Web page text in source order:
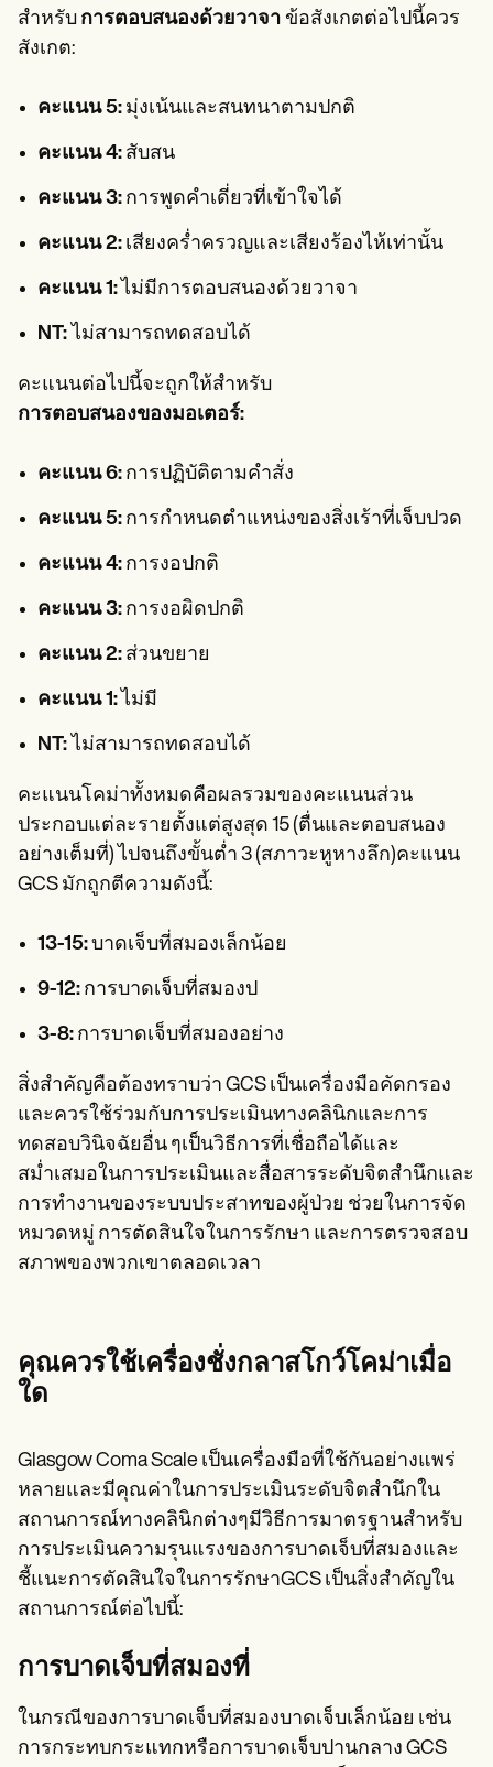
สำหรับ การตอบสนองด้วยวาจา ข้อสังเกตต่อไปนี้ควร
สังเกต:
คะแนน 5: มุ่งเน้นและสนทนาตามปกติ
คะแนน 4: สับสน
คะแนน 3: การพูดคำเดี่ยวที่เข้าใจได้
คะแนน 2: เสียงคร่ำครวญและเสียงร้องไห้เท่านั้น
คะแนน 1: ไม่มีการตอบสนองด้วยวาจา
NT: ไม่สามารถทดสอบได้
คะแนนต่อไปนี้จะถูกให้สำหรับ
การตอบสนองของมอเตอร์:
คะแนน 6: การปฏิบัติตามคำสั่ง
คะแนน 5: การกำหนดตำแหน่งของสิ่งเร้าที่เจ็บปวด
คะแนน 4: การงอปกติ
คะแนน 3: การงอผิดปกติ
คะแนน 2: ส่วนขยาย
คะแนน 1: ไม่มี
NT: ไม่สามารถทดสอบได้
คะแนนโคม่าทั้งหมดคือผลรวมของคะแนนส่วน
ประกอบแต่ละรายตั้งแต่สูงสุด 15 (ตื่นและตอบสนอง
อย่างเต็มที่) ไปจนถึงขั้นต่ำ 3 (สภาวะหูหางลึก)คะแนน
GCS มักถูกตีความดังนี้:
13-15:บาดเจ็บที่สมองเล็กน้อย
9-12: การบาดเจ็บที่สมองป
3-8: การบาดเจ็บที่สมองอย่าง
สิ่งสำคัญคือต้องทราบว่า GCS เป็นเครื่องมือคัดกรอง
และควรใช้ร่วมกับการประเมินทางคลินิกและการ
ทดสอบวินิจฉัยอื่น ๆเป็นวิธีการที่เชื่อถือได้และ
สม่ำเสมอในการประเมินและสื่อสารระดับจิตสำนึกและ
การทำงานของระบบประสาทของผู้ป่วย ช่วยในการจัด
หมวดหมู่ การตัดสินใจในการรักษา และการตรวจสอบ
สภาพของพวกเขาตลอดเวลา
คุณควรใช้เครื่องชั่งกลาสโกว์โคม่าเมื่อ
ใด
Glasgow Coma Scale เป็นเครื่องมือที่ใช้กันอย่างแพร่
หลายและมีคุณค่าในการประเมินระดับจิตสำนึกใน
สถานการณ์ทางคลินิกต่างๆมีวิธีการมาตรฐานสำหรับ
การประเมินความรุนแรงของการบาดเจ็บที่สมองและ
ชี้แนะการตัดสินใจในการรักษาGCS เป็นสิ่งสำคัญใน
สถานการณ์ต่อไปนี้:
การบาดเจ็บที่สมองที่
ในกรณีของการบาดเจ็บที่สมองบาดเจ็บเล็กน้อย เช่น
การกระทบกระแทกหรือการบาดเจ็บปานกลาง GCS